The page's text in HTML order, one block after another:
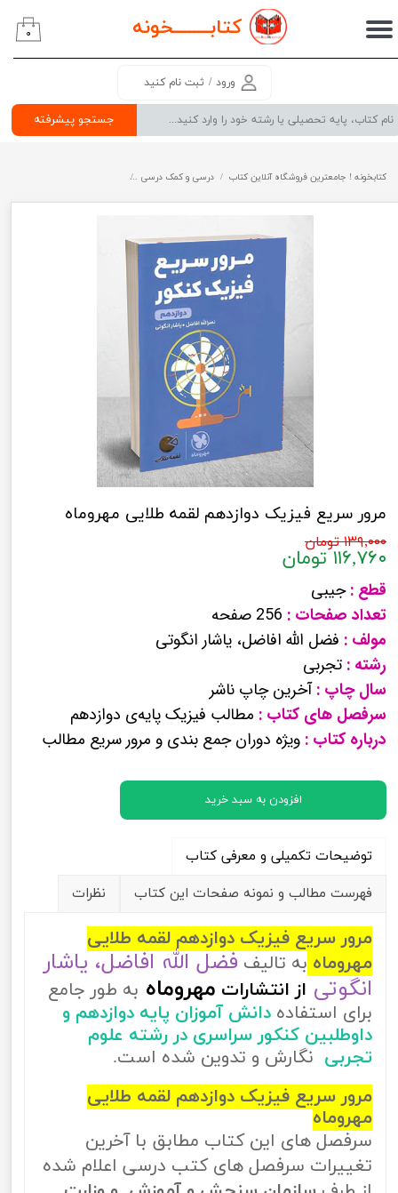
کتابــــــــخونه
جستجو پیشرفته
ورود / ثبت نام کنید
حساب کاربری من
سفارشات
۰
کتابخونه ! جامعترین فروشگاه آنلاین کتاب درسی و کمک درسی
مرور سریع فیزیک دوازدهم لقمه طلایی مهروماه
۱۳۹,۰۰۰ تومان
۱۱۶,۷۶۰ تومان
قطع :جیبی
تعداد صفحات : 256 صفحه
مولف : فضل الله افاضل، یاشار انگوتی
رشته : تجربی
سال چاپ :آخرین چاپ ناشر
سرفصل های کتاب : مطالب فیزیک پایه‌ی دوازدهم
درباره کتاب : ویژه دوران جمع بندی و مرور سریع مطالب
افزودن به سبد خرید
توضیحات تکمیلی و معرفی کتاب
فهرست مطالب و نمونه صفحات این کتاب
نظرات
مرور سریع فیزیک دوازدهم لقمه طلایی
مهروماه به تالیف فضل الله افاضل، یاشار
انگوتی از انتشارات مهروماه به طور جامع
برای استفاده دانش آموزان پایه دوازدهم و
داوطلبین کنکور سراسری در رشته علوم
تجربی نگارش و تدوین شده است.
مرور سریع فیزیک دوازدهم لقمه طلایی
مهروماه
سرفصل های این کتاب مطابق با آخرین
تغییرات سرفصل های کتب درسی اعلام شده